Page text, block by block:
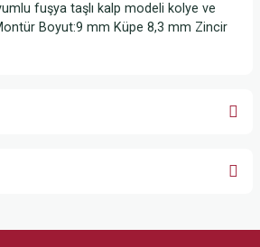
fuşya taşlı kalp modeli kolye ve
Boyut:9 mm Küpe 8,3 mm Zincir